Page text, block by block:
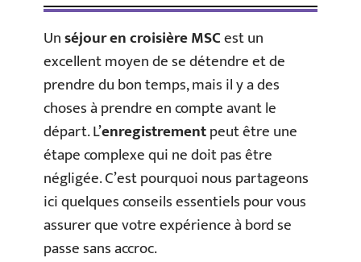
Unséjour en croisière MSCest un
excellent moyen de se détendre et de
prendre du bon temps, mais il y a des
choses à prendre en compte avant le
départ. L’enregistrementpeut être une
étape complexe qui ne doit pas être
négligée. C’est pourquoi nous partageons
ici quelques conseils essentiels pour vous
assurer que votre expérience à bord se
passe sans accroc.